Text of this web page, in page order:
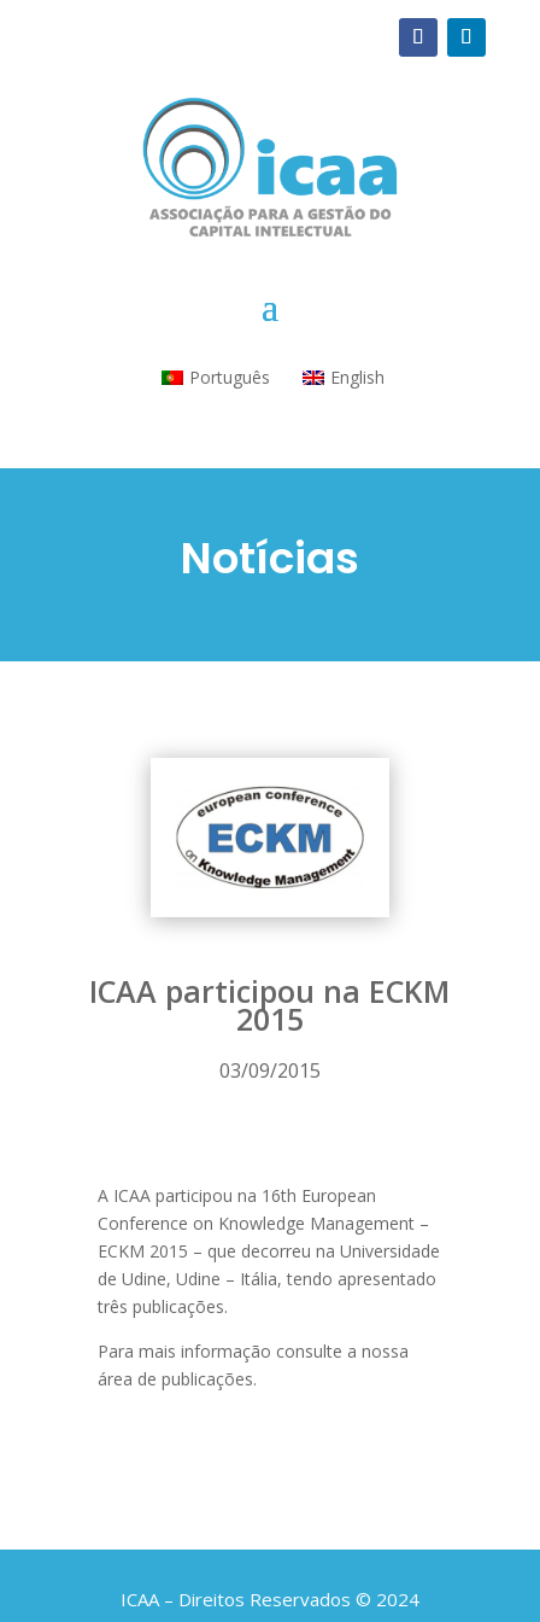
Português English
Notícias
ICAA participou na ECKM
2015
03/09/2015
A ICAA participou na 16th European
Conference on Knowledge Management –
ECKM 2015 – que decorreu na Universidade
de Udine, Udine – Itália, tendo apresentado
três publicações.
Para mais informação consulte a nossa
área de publicações.
ICAA – Direitos Reservados © 2024